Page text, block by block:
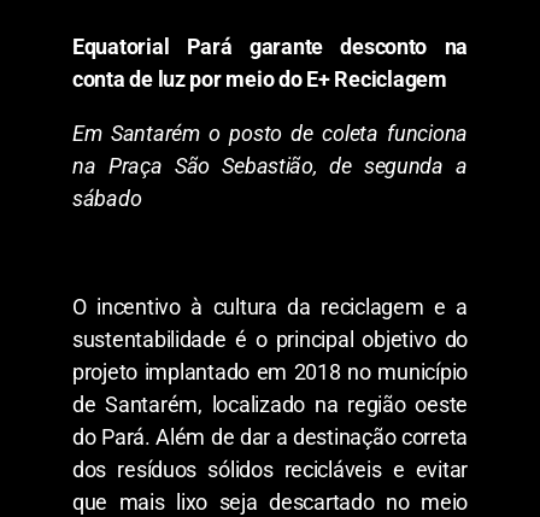
Equatorial Pará garante desconto na
conta de luz por meio do E+ Reciclagem
Em Santarém o posto de coleta funciona
na Praça São Sebastião, de segunda a
sábado
O incentivo à cultura da reciclagem e a
sustentabilidade é o principal objetivo do
projeto implantado em 2018 no município
de Santarém, localizado na região oeste
do Pará. Além de dar a destinação correta
dos resíduos sólidos recicláveis e evitar
que mais lixo seja descartado no meio